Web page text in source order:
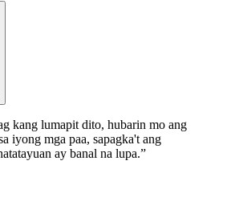
kang lumapit dito, hubarin mo ang
iyong mga paa, sapagka't ang
ay banal na lupa.”